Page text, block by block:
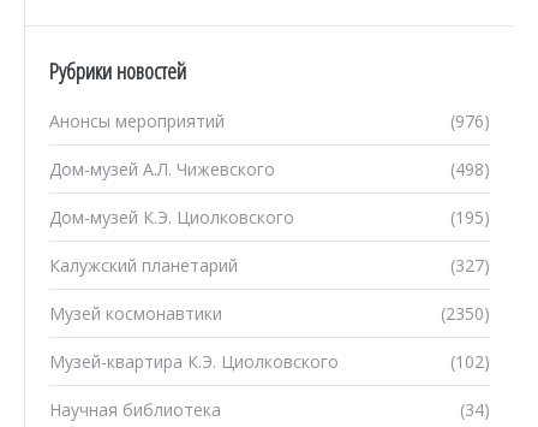
Рубрики новостей
(976)
Анонсы мероприятий
(498)
Дом-музей А.Л. Чижевского
(195)
Дом-музей К.Э. Циолковского
(327)
Калужский планетарий
(2350)
Музей космонавтики
(102)
Музей-квартира К.Э. Циолковского
(34)
Научная библиотека